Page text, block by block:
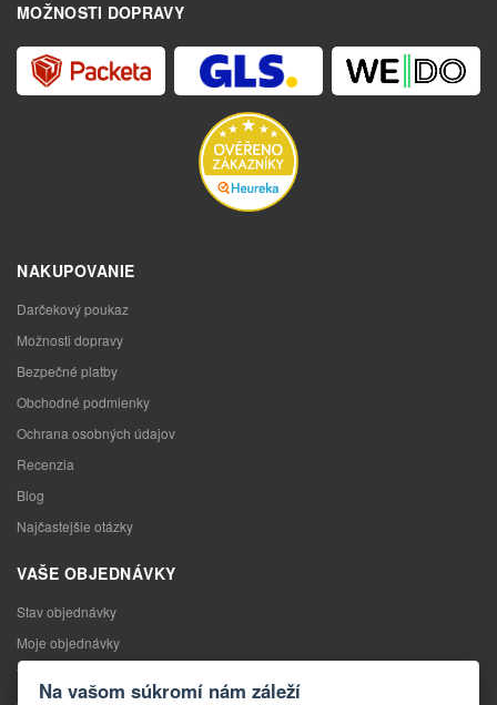
MOŽNOSTI DOPRAVY
NAKUPOVANIE
Darčekový poukaz
Možnosti dopravy
Bezpečné platby
Obchodné podmienky
Ochrana osobných údajov
Recenzia
Blog
Najčastejšie otázky
VAŠE OBJEDNÁVKY
Stav objednávky
Moje objednávky
Výmena tovaru
Na vašom súkromí nám záleží